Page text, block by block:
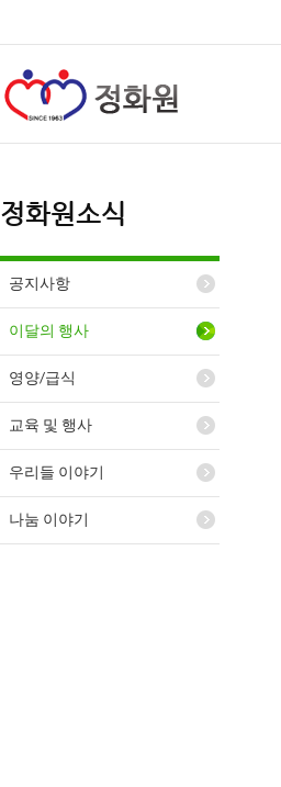
정화원소식
공지사항
이달의 행사
영양/급식
교육 및 행사
우리들 이야기
나눔 이야기